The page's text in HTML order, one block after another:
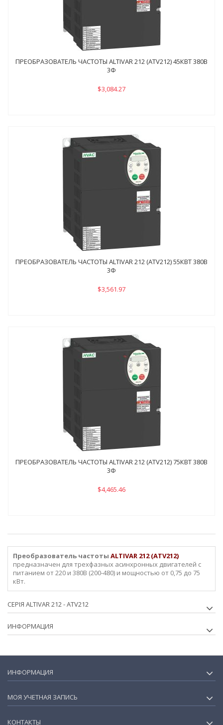
ПРЕОБРАЗОВАТЕЛЬ ЧАСТОТЫ ALTIVAR 212 (ATV212) 45КВТ 380В
3Ф
$3,084.27
ПРЕОБРАЗОВАТЕЛЬ ЧАСТОТЫ ALTIVAR 212 (ATV212) 55КВТ 380В
3Ф
$3,561.97
ПРЕОБРАЗОВАТЕЛЬ ЧАСТОТЫ ALTIVAR 212 (ATV212) 75КВТ 380В
3Ф
$4,465.46
Преобразователь частоты ALTIVAR 212 (ATV212)
предназначен для трехфазных асинхронных двигателей с
питанием от 220 и 380В (200-480) и мощностью от 0,75 до 75
кВт.
СЕРІЯ ALTIVAR 212 - ATV212
ИНФОРМАЦИЯ
ИНФОРМАЦИЯ
МОЯ УЧЕТНАЯ ЗАПИСЬ
КОНТАКТЫ